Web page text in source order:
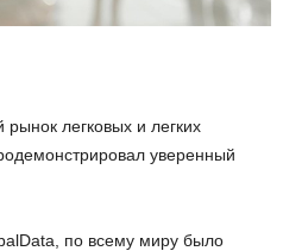
легковых и легких
уверенный
по всему миру было